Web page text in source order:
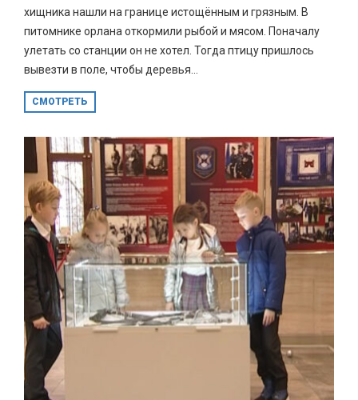
хищника нашли на границе истощённым и грязным. В
питомнике орлана откормили рыбой и мясом. Поначалу
улетать со станции он не хотел. Тогда птицу пришлось
вывезти в поле, чтобы деревья...
СМОТРЕТЬ